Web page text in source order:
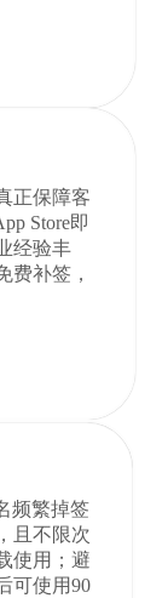
正保障客
Store即
经验丰
费补签，
频繁掉签
且不限次
使用；避
可使用90